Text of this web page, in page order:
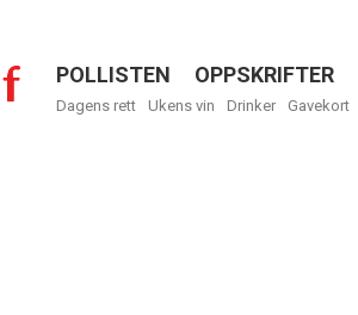
Menu
POLLISTEN OPPSKRIFTER
Dagens rett Ukens vin Drinker Gavekort